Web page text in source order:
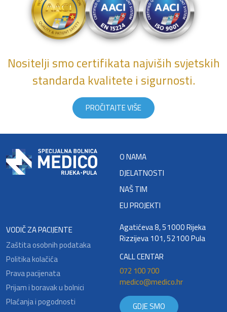
Nositelji smo certifikata najviših svjetskih
standarda kvalitete i sigurnosti.
PROČITAJTE VIŠE
O NAMA
DJELATNOSTI
NAŠ TIM
EU PROJEKTI
VODIČ ZA PACIJENTE
Zaštita osobnih podataka
Politika kolačića
Prava pacijenata
Prijam i boravak u bolnici
Plaćanja i pogodnosti
Agatićeva 8, 51000 Rijeka
Rizzijeva 101, 52100 Pula
CALL CENTAR
072 100 700
medico@medico.hr
GDJE SMO